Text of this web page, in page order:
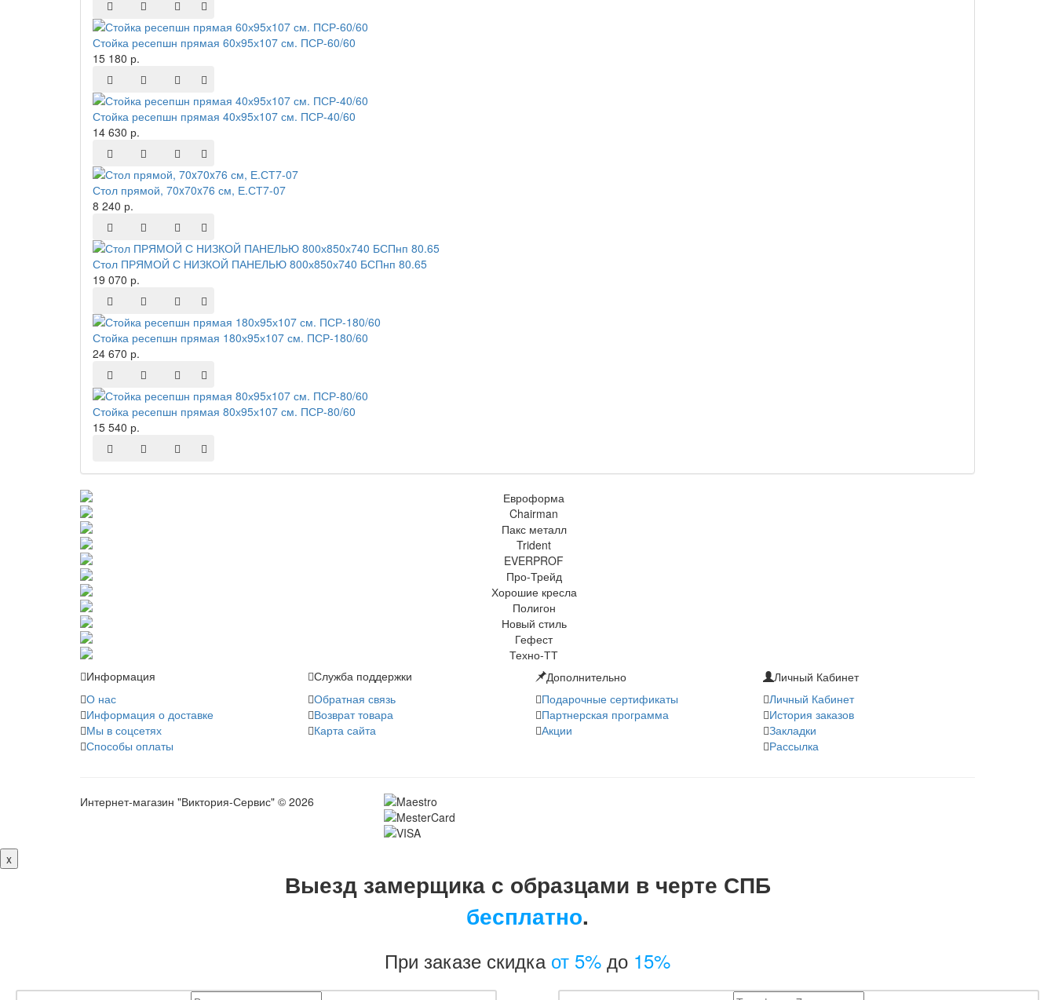
Стойка ресепшн прямая 60х95х107 см. ПСР-60/60
15 180 р.
Стойка ресепшн прямая 40х95х107 см. ПСР-40/60
14 630 р.
Стол прямой, 70x70x76 см, Е.СТ7-07
8 240 р.
Стол ПРЯМОЙ С НИЗКОЙ ПАНЕЛЬЮ 800х850х740 БСПнп 80.65
19 070 р.
Стойка ресепшн прямая 180х95х107 см. ПСР-180/60
24 670 р.
Стойка ресепшн прямая 80х95х107 см. ПСР-80/60
15 540 р.
Информация
О нас
Информация о доставке
Мы в соцсетях
Способы оплаты
Служба поддержки
Обратная связь
Возврат товара
Карта сайта
Дополнительно
Подарочные сертификаты
Партнерская программа
Акции
Личный Кабинет
Личный Кабинет
История заказов
Закладки
Рассылка
Интернет-магазин "Виктория-Сервис" © 2026
x
Выезд замерщика с образцами в черте СПБ
бесплатно.
При заказе скидка от 5% до 15%